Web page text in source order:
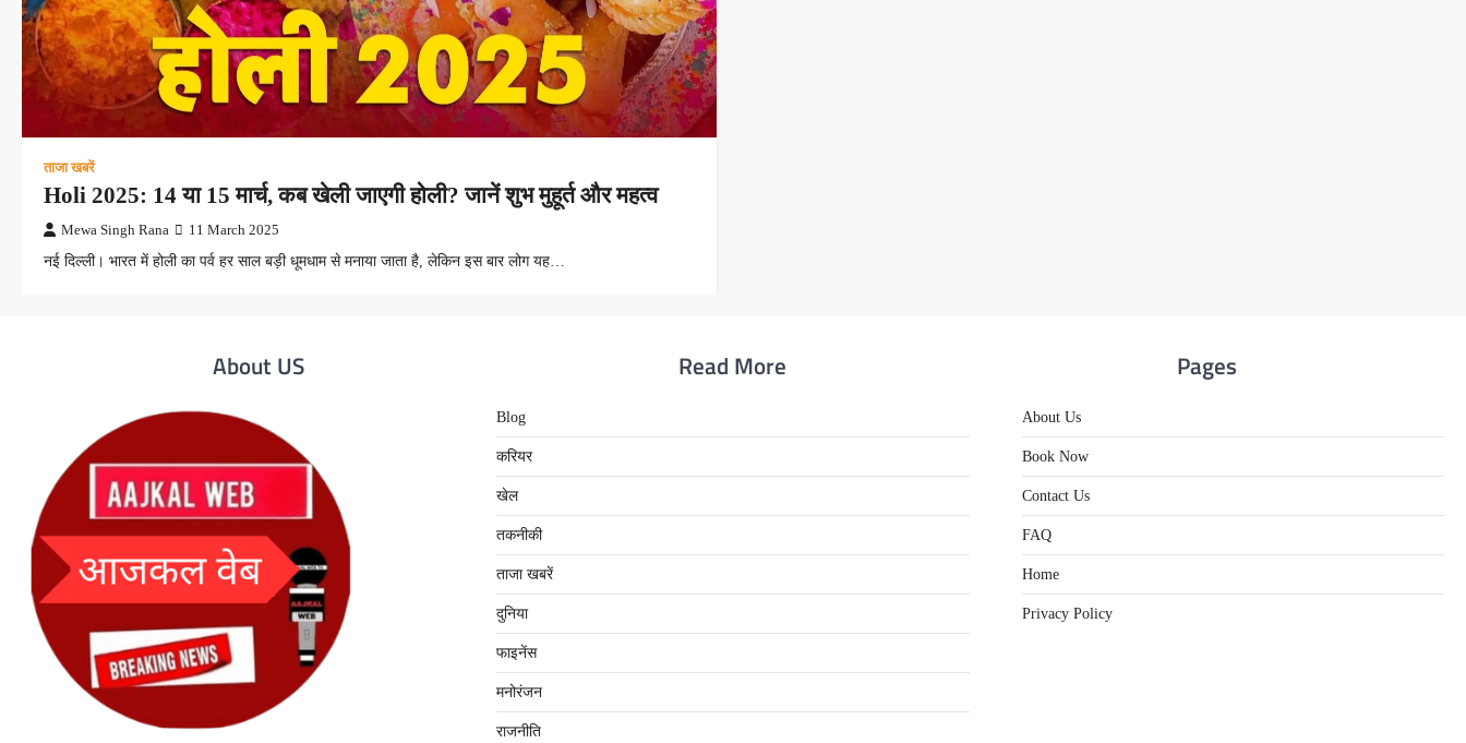
ताजा खबरें
Holi 2025: 14 या 15 मार्च, कब खेली जाएगी होली? जानें शुभ मुहूर्त और महत्व
Mewa Singh Rana 11 March 2025
नई दिल्ली। भारत में होली का पर्व हर साल बड़ी धूमधाम से मनाया जाता है, लेकिन इस बार लोग यह…
About US Read More
Blog
करियर
खेल
तकनीकी
ताजा खबरें
दुनिया
फाइनेंस
मनोरंजन
राजनीति
Pages
About Us
Book Now
Contact Us
FAQ
Home
Privacy Policy